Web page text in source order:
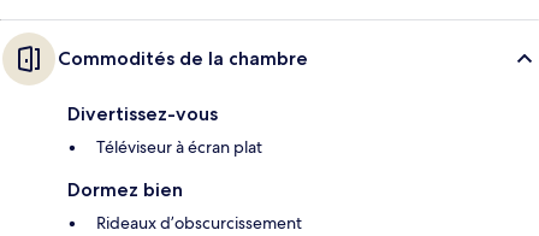
Commodités de la chambre
Divertissez-vous
Téléviseur à écran plat
Dormez bien
Rideaux d’obscurcissement